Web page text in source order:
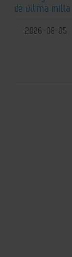
de última milla
2026-08-05